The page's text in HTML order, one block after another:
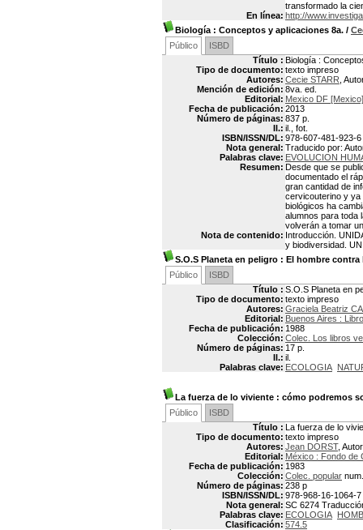
transformado la
En línea: http://
Biología : Conceptos y aplicaciones 8a. /
Público
ISBD
Título : Biología :
Tipo de documento: texto impreso
Autores: Cecie STARR ,
Mención de edición: 8va. ed.
Editorial: Mexico DF
Fecha de publicación: 2013
Número de páginas: 837 p.
Il.: il., fot.
ISBN/ISSN/DL: 978-607-481-923-6
Nota general: Traducido por:
Palabras clave: EVOLUCION
Resumen: Desde que se
documentado el
gran cantidad de
cervicouterino y ya
biológicos ha
alumnos para toda
volverán a tomar
Nota de contenido: Introducción.
y biodiversidad.
S.O.S Planeta en peligro : El hombre contra
Público
ISBD
Título : S.O.S Planeta en
Tipo de documento: texto impreso
Autores: Graciela Beatriz
Editorial: Buenos Aires :
Fecha de publicación: 1988
Colección: Colec. Los libros
Número de páginas: 17 p.
Il.: il.
Palabras clave: ECOLOGIA
La fuerza de lo viviente : cómo podremos
Público
ISBD
Título : La fuerza de lo
Tipo de documento: texto impreso
Autores: Jean DORST, Autor
Editorial: México : Fondo de
Fecha de publicación: 1983
Colección: Colec. popular
Número de páginas: 238 p
ISBN/ISSN/DL: 978-968-16-1064-7
Nota general: SC 6274
Palabras clave: ECOLOGIA
Clasificación: 574.5